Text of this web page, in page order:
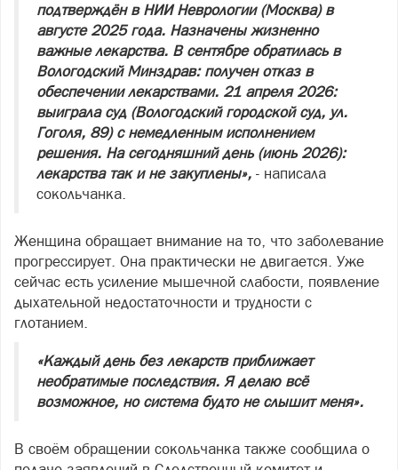
подтверждён в НИИ Неврологии (Москва) в
августе 2025 года. Назначены жизненно
важные лекарства. В сентябре обратилась в
Вологодский Минздрав: получен отказ в
обеспечении лекарствами. 21 апреля 2026:
выиграла суд (Вологодский городской суд, ул.
Гоголя, 89) с немедленным исполнением
решения. На сегодняшний день (июнь 2026):
лекарства так и не закуплены», - написала
сокольчанка.
Женщина обращает внимание на то, что заболевание
прогрессирует. Она практически не двигается. Уже
сейчас есть усиление мышечной слабости, появление
дыхательной недостаточности и трудности с
глотанием.
«Каждый день без лекарств приближает
необратимые последствия. Я делаю всё
возможное, но система будто не слышит меня».
В своём обращении сокольчанка также сообщила о